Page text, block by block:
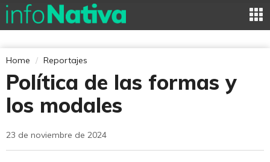
Home Reportajes
Política de las formas y
los modales
23 de noviembre de 2024